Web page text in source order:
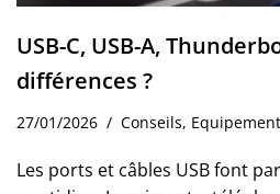
USB-C, USB-A,
différences ?
27/01/2026 Conseils,
Les ports et câbles USB font